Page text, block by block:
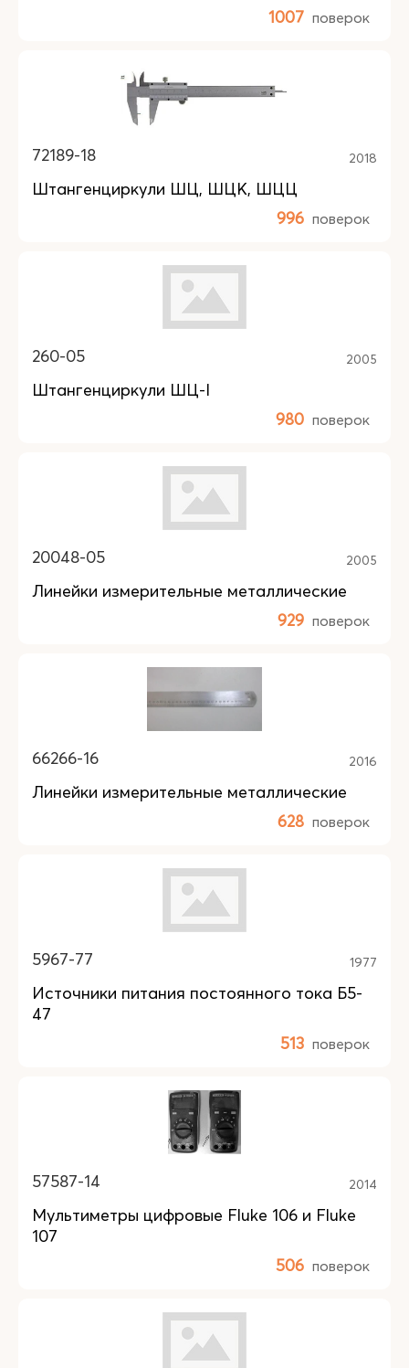
1007 поверок
72189-18 2018
Штангенциркули ШЦ, ШЦК, ШЦЦ
996 поверок
260-05 2005
Штангенциркули ШЦ-I
980 поверок
20048-05 2005
Линейки измерительные металлические
929 поверок
66266-16 2016
Линейки измерительные металлические
628 поверок
5967-77 1977
Источники питания постоянного тока Б5-
47
513 поверок
57587-14 2014
Мультиметры цифровые Fluke 106 и Fluke
107
506 поверок